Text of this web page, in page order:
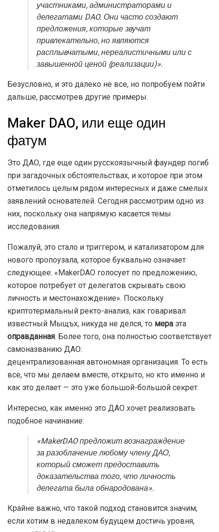
участниками, администраторами и
делегатами DAO. Они часто создают
предложения, которые звучат
привлекательно, но являются
расплывчатыми, нереалистичными или с
завышенной ценой (реализации)».
Безусловно, и это далеко не все, но попробуем пойти
дальше, рассмотрев другие примеры.
Maker DAO, или еще один
фатум
Это ДАО, где еще один русскоязычный фаундер погиб
при загадочных обстоятельствах, и которое при этом
отметилось целым рядом интересных и даже смелых
заявлений основателей. Сегодня рассмотрим одно из
них, поскольку она напрямую касается темы
исследования.
Пожалуй, это стало и триггером, и катализатором для
нового пропоузала, которое буквально означает
следующее: «MakerDAO голосует по предложению,
которое потребует от делегатов скрывать свою
личность и местонахождение». Поскольку
криптотермальный ректо-анализ, как говаривал
известный Мыщъх, никуда не делся, то мера эта
оправданная. Более того, она полностью соответствует
самоназванию ДАО:
децентрализованная автономная организация. То есть
все, что мы делаем вместе, открыто, но кто именно и
как это делает — это уже большой-большой секрет.
Интересно, как именно это ДАО хочет реализовать
подобное начинание:
«MakerDAO предложит вознаграждение
за разоблачение любому члену ДАО,
который сможет предоставить
доказательства того, что личность
делегата была обнародована».
Крайне важно, что такой подход становится значим,
если хотим в недалеком будущем достичь уровня,